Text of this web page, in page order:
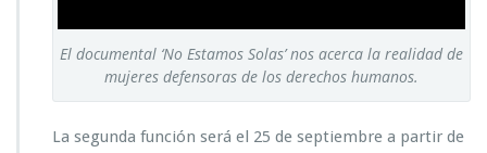
El documental ‘No Estamos Solas’ nos acerca la realidad de
mujeres defensoras de los derechos humanos.
La segunda función será el 25 de septiembre a partir de